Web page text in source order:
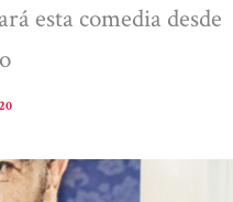
esta comedia desde